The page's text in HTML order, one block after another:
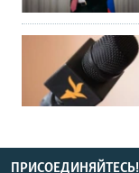
ПРИСОЕДИНЯЙТЕСЬ!